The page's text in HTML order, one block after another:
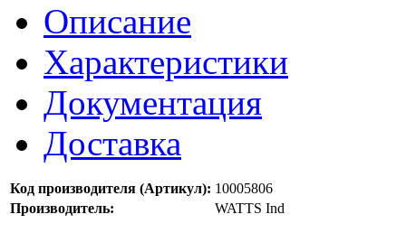
Описание
Характеристики
Документация
Доставка
Код производителя (Артикул): 10005806
Производитель:
WATTS Ind